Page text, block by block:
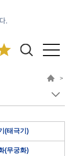
.
>
(태극기)
(무궁화)